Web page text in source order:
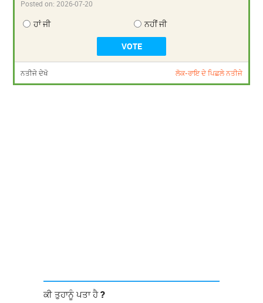
Posted on:2026-07-20
ਹਾਂ ਜੀ ਨਹੀਂ ਜੀ
ਨਤੀਜੇ ਦੇਖੋ ਲੋਕ-ਰਾਇ ਦੇ ਪਿਛਲੇ ਨਤੀਜੇ
ਕੀ ਤੁਹਾਨੂੰ ਪਤਾ ਹੈ ?